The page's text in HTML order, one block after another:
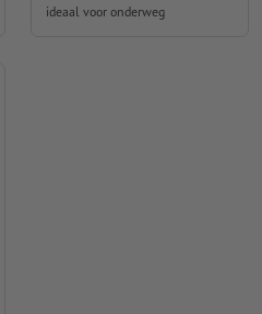
ideaal voor onderweg